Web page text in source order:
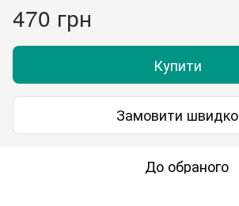
470 грн
Купити
Замовити швидко
До обраного